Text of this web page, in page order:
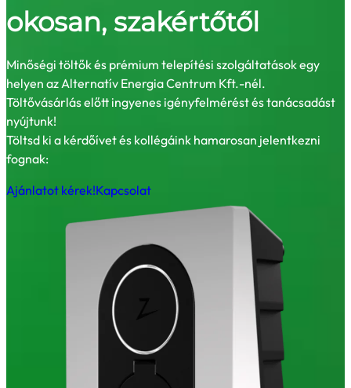
okosan, szakértőtől
Minőségi töltők és prémium telepítési szolgáltatások egy
helyen az Alternatív Energia Centrum Kft.-nél.
Töltővásárlás előtt ingyenes igényfelmérést és tanácsadást
nyújtunk!
Töltsd ki a kérdőívet és kollégáink hamarosan jelentkezni
fognak:
Ajánlatot kérek!Kapcsolat